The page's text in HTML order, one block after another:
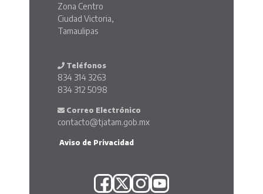
Zona Centro
Ciudad Victoria,
Tamaulipas
Teléfonos
834 314 3263
834 312 5098
Correo Electrónico
contacto@tjatam.gob.mx
Aviso de Privacidad